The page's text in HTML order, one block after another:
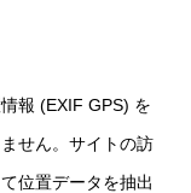
報 (EXIF GPS) を
せん。サイトの訪
位置データを抽出